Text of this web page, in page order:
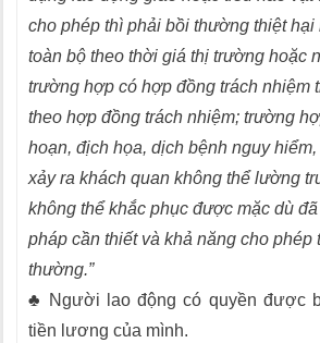
cho phép thì phải bồi thường thiệt hại
toàn bộ theo thời giá thị trường hoặc
trường hợp có hợp đồng trách nhiệm
theo hợp đồng trách nhiệm; trường
hoạn, địch họa, dịch bệnh nguy
xảy ra khách quan không thể lường
không thể khắc phục được mặc dù
pháp cần thiết và khả năng cho phép
thường.”
♣ Người lao động có quyền được
tiền lương của mình.